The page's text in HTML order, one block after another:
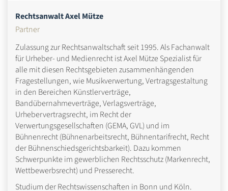
Rechtsanwalt Axel Mütze
Partner
Zulassung zur Rechtsanwaltschaft seit 1995. Als Fachanwalt
für Urheber- und Medienrecht ist Axel Mütze Spezialist für
alle mit diesen Rechtsgebieten zusammenhängenden
Fragestellungen, wie Musikverwertung, Vertragsgestaltung
in den Bereichen Künstlerverträge,
Bandübernahmeverträge, Verlagsverträge,
Urhebervertragsrecht, im Recht der
Verwertungsgesellschaften (GEMA, GVL) und im
Bühnenrecht (Bühnenarbeitsrecht, Bühnentarifrecht, Recht
der Bühnenschiedsgerichtsbarkeit). Dazu kommen
Schwerpunkte im gewerblichen Rechtsschutz (Markenrecht,
Wettbewerbsrecht) und Presserecht.
Studium der Rechtswissenschaften in Bonn und Köln.